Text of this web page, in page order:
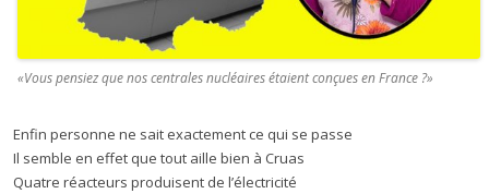
«Vous pensiez que nos centrales nucléaires étaient conçues en France ?»
Enfin personne ne sait exactement ce qui se passe
Il semble en effet que tout aille bien à Cruas
Quatre réacteurs produisent de l’électricité